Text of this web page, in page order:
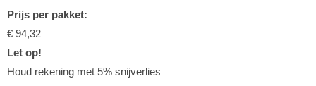
Prijs per pakket:
€ 94,32
Let op!
Houd rekening met 5% snijverlies